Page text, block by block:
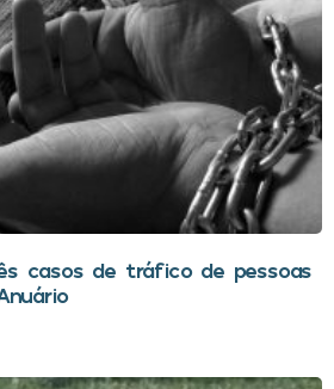
casos de tráfico de pessoas